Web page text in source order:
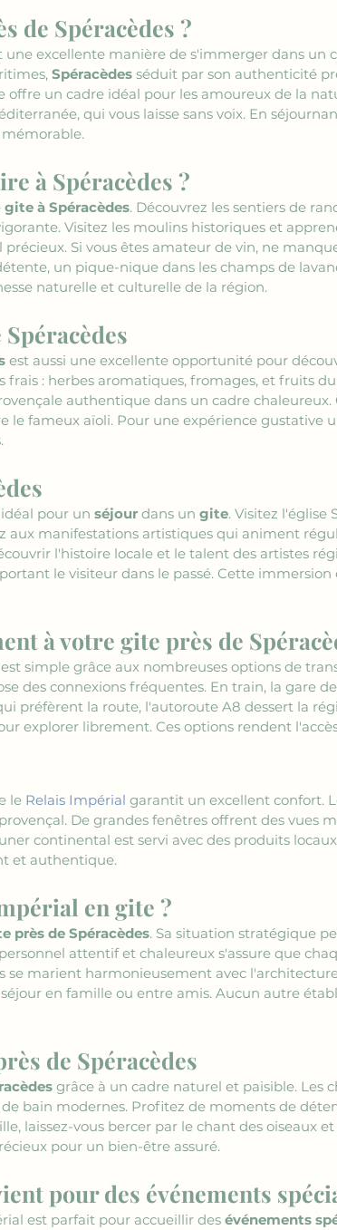
de Spéracèdes ?
une excellente manière de s'immerger dans un
Spéracèdes séduit par son authenticité
offre un cadre idéal pour les amoureux de la
qui vous laisse sans voix. En
à Spéracèdes ?
gite à Spéracèdes. Découvrez les sentiers de
Visitez les moulins historiques et
Si vous êtes amateur de vin, ne
un pique-nique dans les champs de
naturelle et culturelle de la région.
est aussi une excellente opportunité pour
: herbes aromatiques, fromages, et fruits
authentique dans un cadre chaleureux.
le fameux aïoli. Pour une expérience gustative
idéal pour un séjour dans un gite. Visitez l'église
aux manifestations artistiques qui animent
l'histoire locale et le talent des artistes
le visiteur dans le passé. Cette
à votre gite près de
est simple grâce aux nombreuses options de
des connexions fréquentes. En train, la gare
préfèrent la route, l'autoroute A8 dessert la
explorer librement. Ces options rendent
le Relais Impérial garantit un excellent confort.
De grandes fenêtres offrent des vues
continental est servi avec des produits
et authentique.
en gite ?
près de Spéracèdes. Sa situation stratégique
attentif et chaleureux s'assure que
se marient harmonieusement avec
en famille ou entre amis. Aucun autre
de Spéracèdes
grâce à un cadre naturel et paisible. Les
bain modernes. Profitez de moments de
laissez-vous bercer par le chant des oiseaux
pour un bien-être assuré.
pour des événements
est parfait pour accueillir des événements